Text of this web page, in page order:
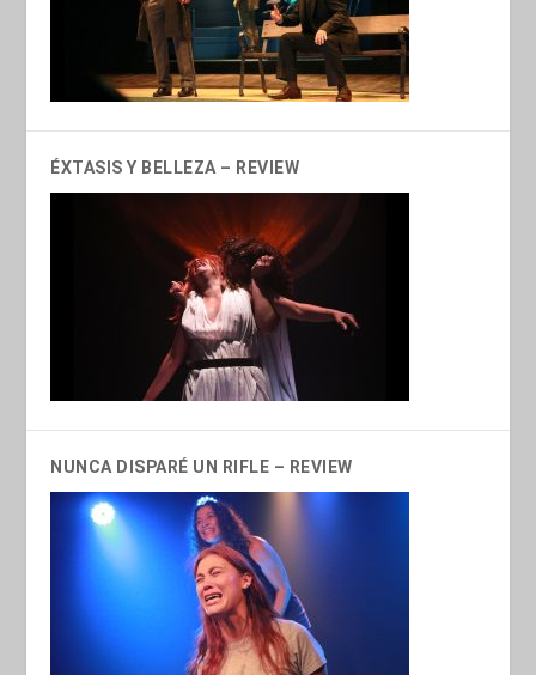
ÉXTASIS Y BELLEZA – REVIEW
NUNCA DISPARÉ UN RIFLE – REVIEW